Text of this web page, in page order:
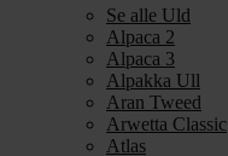
Se alle Uld
Alpaca 2
Alpaca 3
Alpakka Ull
Aran Tweed
Arwetta Classic
Atlas